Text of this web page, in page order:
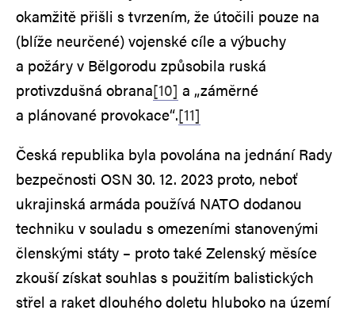
okamžitě přišli s tvrzením, že útočili pouze na
(blíže neurčené) vojenské cíle a výbuchy
a požáry v Bělgorodu způsobila ruská
protivzdušná obrana[10] a „záměrné
a plánované provokace“.[11]
Česká republika byla povolána na jednání Rady
bezpečnosti OSN 30. 12. 2023 proto, neboť
ukrajinská armáda používá NATO dodanou
techniku v souladu s omezeními stanovenými
členskými státy – proto také Zelenský měsíce
zkouší získat souhlas s použitím balistických
střel a raket dlouhého doletu hluboko na území